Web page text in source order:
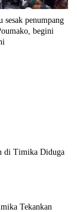
sesak penumpang
begini
di Timika Diduga
Tekankan